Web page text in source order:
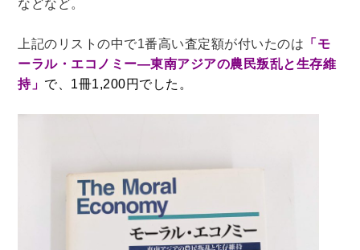
精神医学書
臨床医学一般
薬学書
針灸・漢方
リハビリテーション医学
暮らし・趣味・実用書他
暮らしと健康
クッキング・レシピ本・グルメ
などなど。
上記のリストの中で1番高い査定額が付いたのは 「モ
ーラル・エコノミー―東南アジアの農民叛乱と生存維
持」 で、1冊1,200円でした。